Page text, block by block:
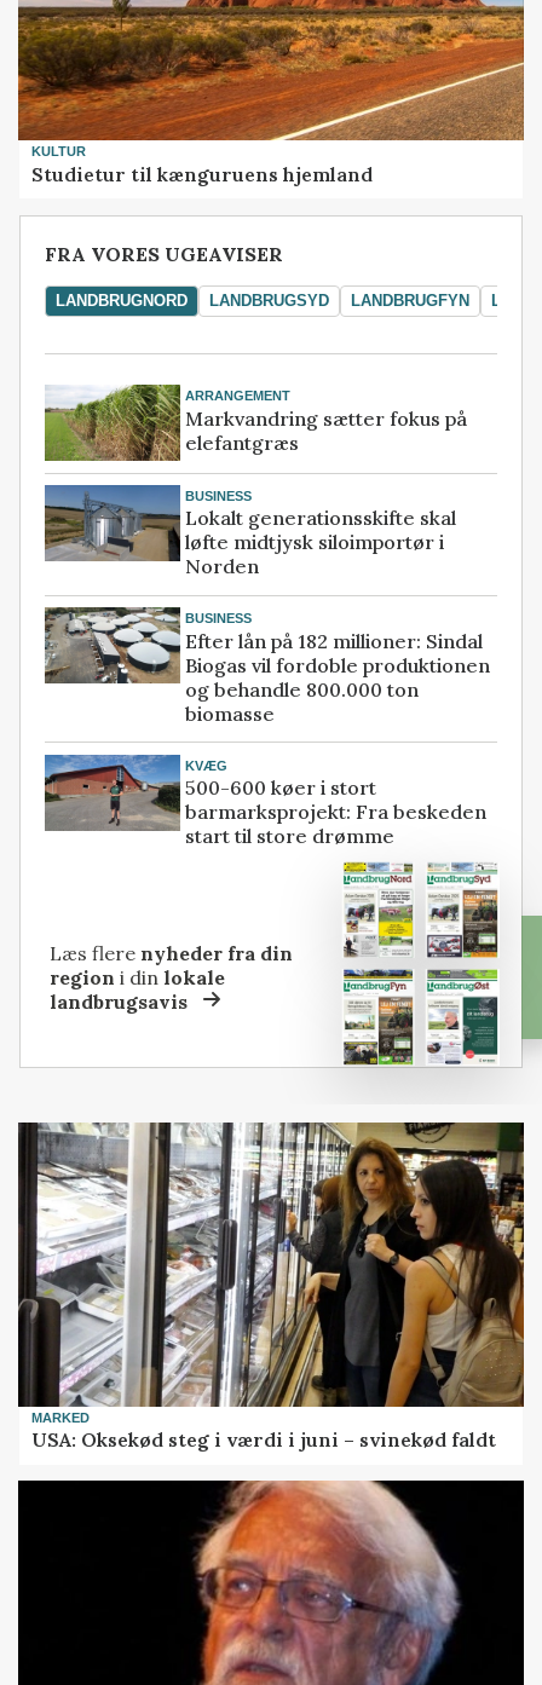
KULTUR
Studietur til kænguruens hjemland
FRA VORES UGEAVISER
LANDBRUGNORD LANDBRUGSYD LANDBRUGFYN
ARRANGEMENT
Markvandring sætter fokus på
elefantgræs
BUSINESS
Lokalt generationsskifte skal
løfte midtjysk siloimportør i
Norden
BUSINESS
Efter lån på 182 millioner: Sindal
Biogas vil fordoble produktionen
og behandle 800.000 ton
biomasse
KVÆG
500-600 køer i stort
barmarksprojekt: Fra beskeden
start til store drømme
Læs flere nyheder fra din
region i dinlokale
landbrugsavis
MARKED
USA: Oksekød steg i værdi i juni – svinekød faldt